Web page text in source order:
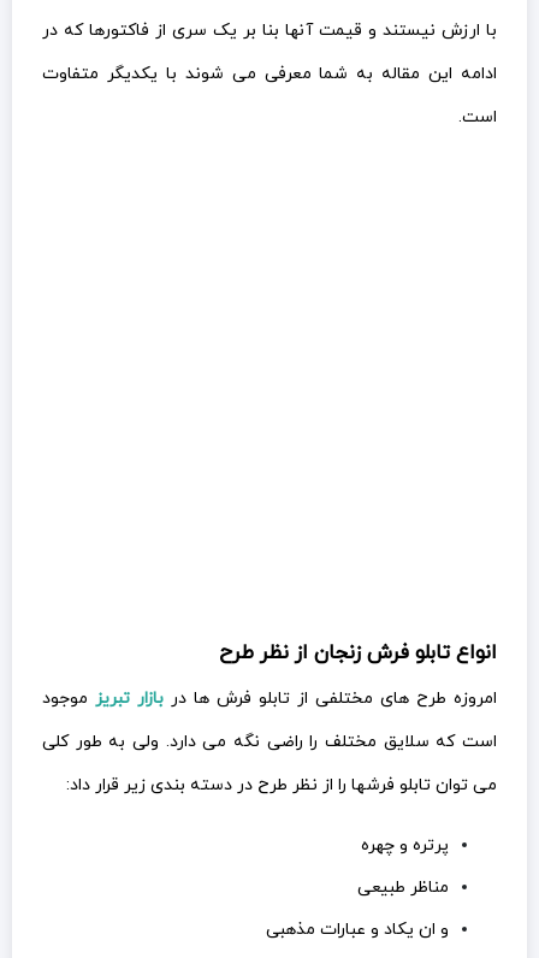
با ارزش نیستند و قیمت آنها بنا بر یک سری از فاکتورها که در
ادامه این مقاله به شما معرفی می شوند با یکدیگر متفاوت
است.
انواع تابلو فرش زنجان از نظر طرح
امروزه طرح های مختلفی از تابلو فرش ها در بازار تبریز موجود
است که سلایق مختلف را راضی نگه می دارد. ولی به طور کلی
می توان تابلو فرشها را از نظر طرح در دسته بندی زیر قرار داد:
پرتره و چهره
مناظر طبیعی
و ان یکاد و عبارات مذهبی